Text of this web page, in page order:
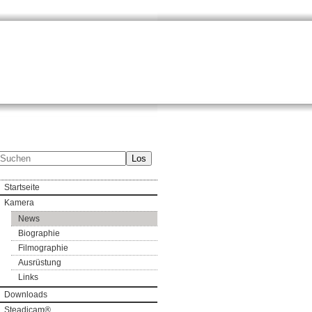
Los
Startseite
Kamera
News
Biographie
Filmographie
Ausrüstung
Links
Downloads
Steadicam®